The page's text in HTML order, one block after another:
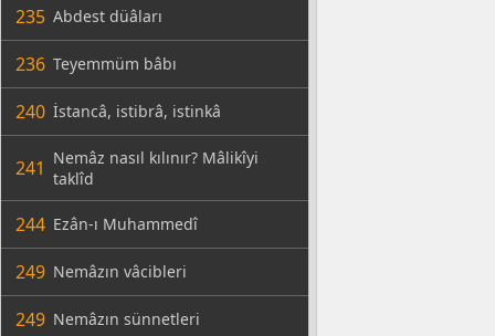
235 Abdest düâları
236 Teyemmüm bâbı
240 İstancâ, istibrâ, istinkâ
241 Nemâz nasıl kılınır? Mâlikîyi
taklîd
244 Ezân-ı Muhammedî
249 Nemâzın vâcibleri
249 Nemâzın sünnetleri